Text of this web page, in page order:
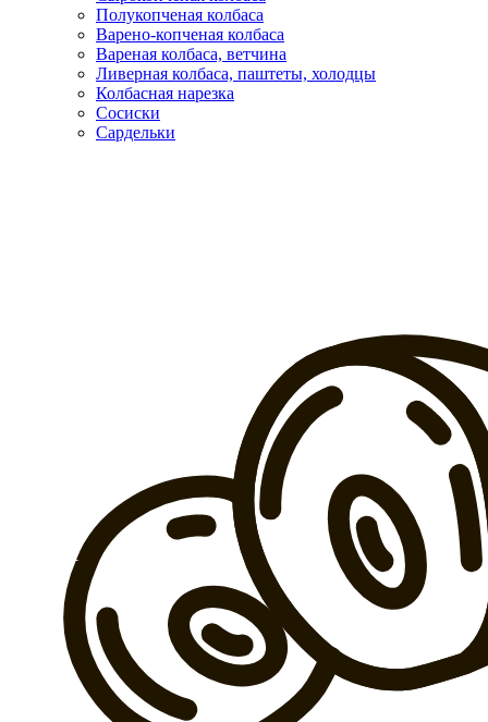
Полукопченая колбаса
Варено-копченая колбаса
Вареная колбаса, ветчина
Ливерная колбаса, паштеты, холодцы
Колбасная нарезка
Сосиски
Сардельки